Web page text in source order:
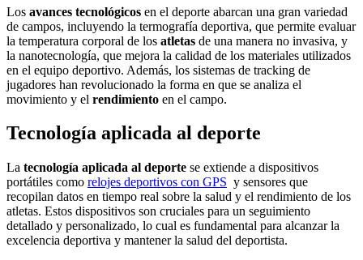
Los avances tecnológicos en el deporte abarcan una gran variedad
de campos, incluyendo la termografía deportiva, que permite evaluar
la temperatura corporal de los atletas de una manera no invasiva, y
la nanotecnología, que mejora la calidad de los materiales utilizados
en el equipo deportivo. Además, los sistemas de tracking de
jugadores han revolucionado la forma en que se analiza el
movimiento y el rendimiento en el campo.
Tecnología aplicada al deporte
La tecnología aplicada al deporte se extiende a dispositivos
portátiles como relojes deportivos con GPS y sensores que
recopilan datos en tiempo real sobre la salud y el rendimiento de los
atletas. Estos dispositivos son cruciales para un seguimiento
detallado y personalizado, lo cual es fundamental para alcanzar la
excelencia deportiva y mantener la salud del deportista.